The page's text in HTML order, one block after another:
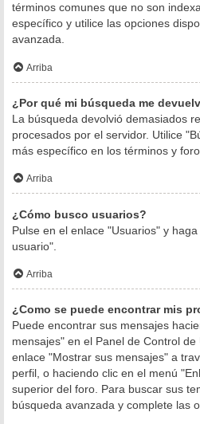
términos comunes que no son
específico y utilice las opciones
avanzada.
Arriba
¿Por qué mi búsqueda me
La búsqueda devolvió demasiados
procesados por el servidor. Utilice
más específico en los términos y
Arriba
¿Cómo busco usuarios?
Pulse en el enlace "Usuarios" y
usuario".
Arriba
¿Como se puede encontrar mis
Puede encontrar sus mensajes
mensajes" en el Panel de Control
enlace "Mostrar sus mensajes" a
perfil, o haciendo clic en el menú
superior del foro. Para buscar sus
búsqueda avanzada y complete las